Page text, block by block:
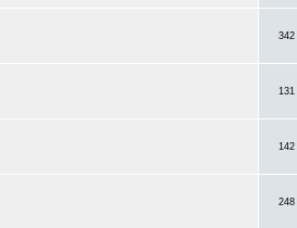
342
131
142
248